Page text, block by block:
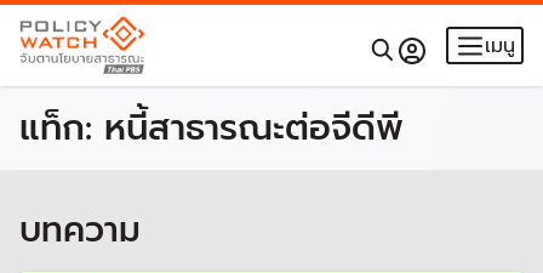
เมนู
แท็ก: หนี้สาธารณะต่อจีดีพี
บทความ